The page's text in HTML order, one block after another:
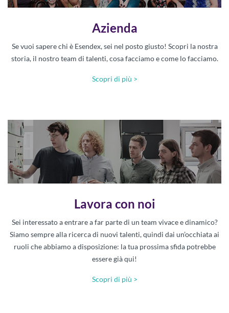
Azienda
Se vuoi sapere chi è Esendex, sei nel posto giusto! Scopri la nostra
storia, il nostro team di talenti, cosa facciamo e come lo facciamo.
Scopri di più >
Lavora con noi
Sei interessato a entrare a far parte di un team vivace e dinamico?
Siamo sempre alla ricerca di nuovi talenti, quindi dai un’occhiata ai
ruoli che abbiamo a disposizione: la tua prossima sfida potrebbe
essere già qui!
Scopri di più >